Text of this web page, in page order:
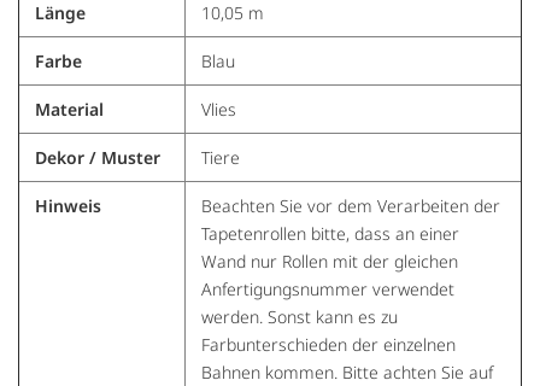
Länge 10,05 m
Farbe Blau
Material Vlies
Dekor / Muster Tiere
Hinweis
Beachten Sie vor dem Verarbeiten der
Tapetenrollen bitte, dass an einer
Wand nur Rollen mit der gleichen
Anfertigungsnummer verwendet
werden. Sonst kann es zu
Farbunterschieden der einzelnen
Bahnen kommen. Bitte achten Sie auf